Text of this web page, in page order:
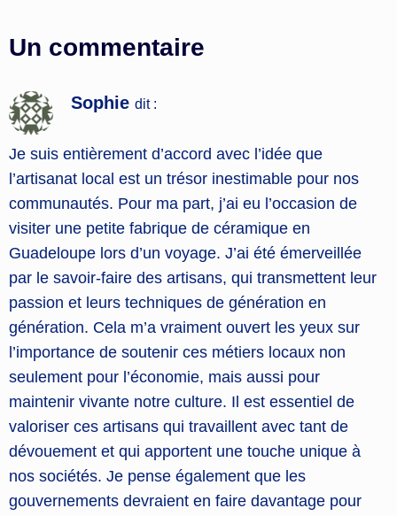
Un commentaire
Sophie dit :
Je suis entièrement d’accord avec l’idée que
l’artisanat local est un trésor inestimable pour nos
communautés. Pour ma part, j’ai eu l’occasion de
visiter une petite fabrique de céramique en
Guadeloupe lors d’un voyage. J’ai été émerveillée
par le savoir-faire des artisans, qui transmettent leur
passion et leurs techniques de génération en
génération. Cela m’a vraiment ouvert les yeux sur
l’importance de soutenir ces métiers locaux non
seulement pour l’économie, mais aussi pour
maintenir vivante notre culture. Il est essentiel de
valoriser ces artisans qui travaillent avec tant de
dévouement et qui apportent une touche unique à
nos sociétés. Je pense également que les
gouvernements devraient en faire davantage pour